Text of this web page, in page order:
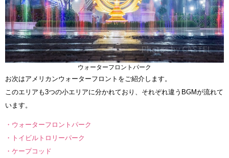
ウォーターフロントパーク
お次はアメリカンウォーターフロントをご紹介します。
このエリアも3つの小エリアに分かれており、それぞれ違うBGMが流れて
います。
・ウォーターフロントパーク
・トイビルトロリーパーク
・ケープコッド